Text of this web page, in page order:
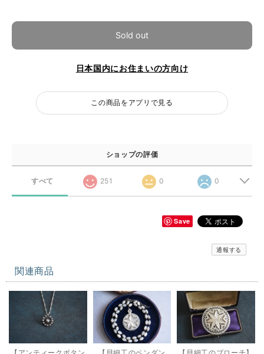
Sold out
日本国内にお住まいの方向け
この商品をアプリで見る
ショップの評価
すべて 251 0 0
Save
通報する
関連商品